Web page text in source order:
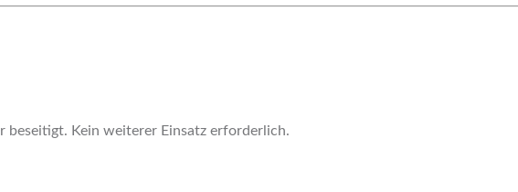
beseitigt. Kein weiterer Einsatz erforderlich.